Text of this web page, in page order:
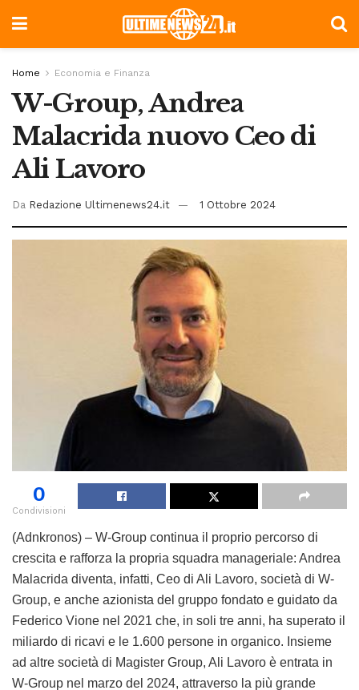
Home Economia e Finanza
W-Group, Andrea
Malacrida nuovo Ceo di
Ali Lavoro
Da Redazione Ultimenews24.it 1 Ottobre 2024
0
Condivisioni
(Adnkronos) – W-Group continua il proprio percorso di
crescita e rafforza la propria squadra manageriale: Andrea
Malacrida diventa, infatti, Ceo di Ali Lavoro, società di W-
Group, e anche azionista del gruppo fondato e guidato da
Federico Vione nel 2021 che, in soli tre anni, ha superato il
miliardo di ricavi e le 1.600 persone in organico. Insieme
ad altre società di Magister Group, Ali Lavoro è entrata in
W-Group nel marzo del 2024, attraverso la più grande